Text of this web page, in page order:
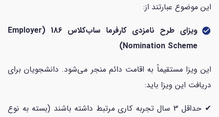
این موضوع عبارتند از:
check_circle
ویزای طرح نامزدی کارفرما ساب‌کلاس 186 (Employer
Nomination Scheme)
این ویزا مستقیماً به اقامت دائم منجر می‌شود. دانشجویان برای
دریافت این ویزا باید:
✔ حداقل 3 سال تجربه کاری مرتبط داشته باشند (بسته به نوع